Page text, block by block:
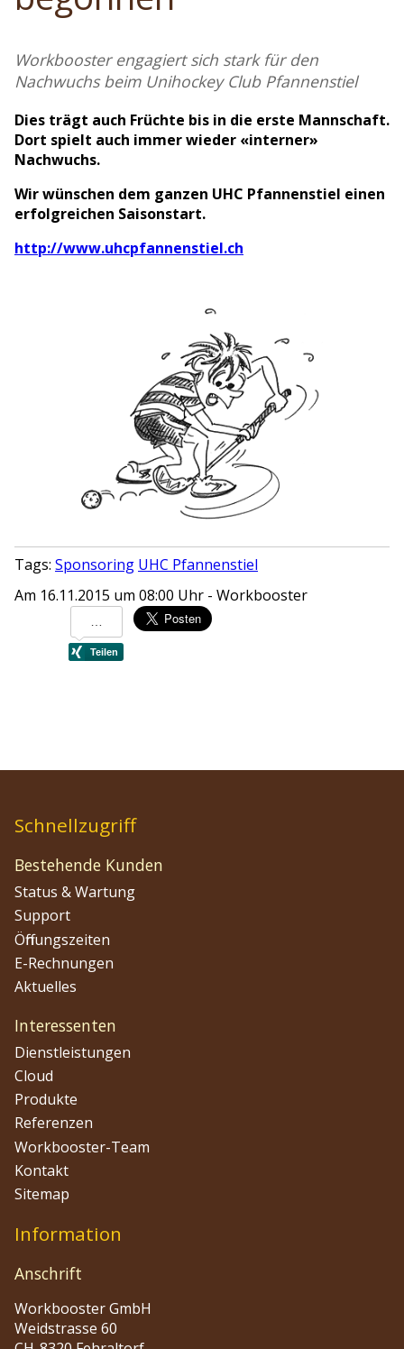
Workbooster engagiert sich stark für den
Nachwuchs beim Unihockey Club Pfannenstiel
Dies trägt auch Früchte bis in die erste Mannschaft.
Dort spielt auch immer wieder «interner»
Nachwuchs.
Wir wünschen dem ganzen UHC Pfannenstiel einen
erfolgreichen Saisonstart.
http://www.uhcpfannenstiel.ch
Tags: Sponsoring UHC Pfannenstiel
Am 16.11.2015 um 08:00 Uhr - Workbooster
Schnellzugriff
Bestehende Kunden
Status & Wartung
Support
Öffnungszeiten
E-Rechnungen
Aktuelles
Interessenten
Dienstleistungen
Cloud
Produkte
Referenzen
Workbooster-Team
Kontakt
Sitemap
Information
Anschrift
Workbooster GmbH
Weidstrasse 60